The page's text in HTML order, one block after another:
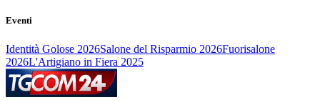
Eventi
Identità Golose 2026Salone del Risparmio 2026Fuorisalone
2026L'Artigiano in Fiera 2025